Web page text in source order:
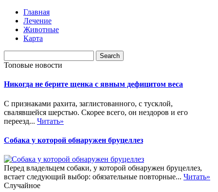
Главная
Лечение
Животные
Карта
Топовые новости
Никогда не берите щенка с явным дефицитом веса
С признаками рахита, заглистованного, с тусклой,
свалявшейся шерстью. Скорее всего, он нездоров и его
переезд... Читать»
Собака у которой обнаружен бруцеллез
Перед владельцем собаки, у которой обнаружен бруцеллез,
встает следующий выбор: обязательные повторные... Читать»
Случайное